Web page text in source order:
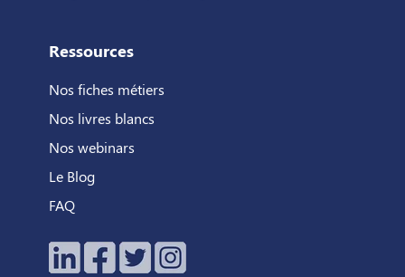
Ressources
Nos fiches métiers
Nos livres blancs
Nos webinars
Le Blog
FAQ